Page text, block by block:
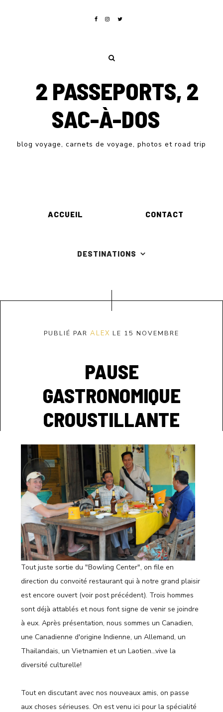
2 PASSEPORTS, 2
SAC-À-DOS
blog voyage, carnets de voyage, photos et road trip
ACCUEIL CONTACT
DESTINATIONS
PUBLIÉ PAR ALEX LE 15 NOVEMBRE
PAUSE
GASTRONOMIQUE
CROUSTILLANTE
Tout juste sortie du "Bowling Center", on file en
direction du convoité restaurant qui à notre grand plaisir
est encore ouvert (voir post précédent). Trois hommes
sont déjà attablés et nous font signe de venir se joindre
à eux. Après présentation, nous sommes un Canadien,
une Canadienne d'origine Indienne, un Allemand, un
Thailandais, un Vietnamien et un Laotien…vive la
diversité culturelle!
Tout en discutant avec nos nouveaux amis, on passe
aux choses sérieuses. On est venu ici pour la spécialité